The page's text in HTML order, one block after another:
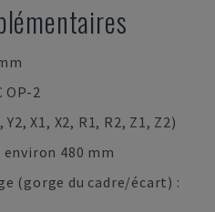
OP-2
X1, X2, R1, R2, Z1, Z2)
480 mm
(gorge du cadre/écart) :